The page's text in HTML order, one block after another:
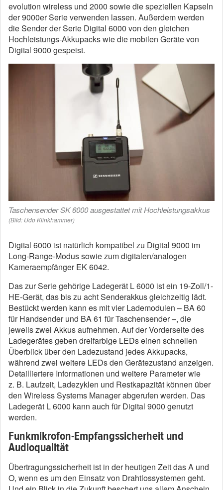
evolution wireless und 2000 sowie die speziellen Kapseln
der 9000er Serie verwenden lassen. Außerdem werden
die Sender der Serie Digital 6000 von den gleichen
Hochleistungs-Akkupacks wie die mobilen Geräte von
Digital 9000 gespeist.
Taschensender SK 6000 ausgestattet mit Hochleistungsakkus
(Bild: Udo Klinkhammer)
Digital 6000 ist natürlich kompatibel zu Digital 9000 im
Long-Range-Modus sowie zum digitalen/analogen
Kameraempfänger EK 6042.
Das zur Serie gehörige Ladegerät L 6000 ist ein 19-Zoll/1-
HE-Gerät, das bis zu acht Senderakkus gleichzeitig lädt.
Bestückt werden kann es mit vier Lademodulen – BA 60
für Handsender und BA 61 für Taschensender –, die
jeweils zwei Akkus aufnehmen. Auf der Vorderseite des
Ladegerätes geben dreifarbige LEDs einen schnellen
Überblick über den Ladezustand jedes Akkupacks,
während zwei weitere LEDs den Gerätezustand anzeigen.
Detailliertere Informationen und weitere Parameter wie
z. B. Laufzeit, Ladezyklen und Restkapazität können über
den Wireless Systems Manager abgerufen werden. Das
Ladegerät L 6000 kann auch für Digital 9000 genutzt
werden.
Funkmikrofon-Empfangssicherheit und
Audioqualität
Übertragungssicherheit ist in der heutigen Zeit das A und
O, wenn es um den Einsatz von Drahtlossystemen geht.